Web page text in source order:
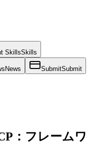
SkillsSkills
News SubmitSubmit
：フレームワ